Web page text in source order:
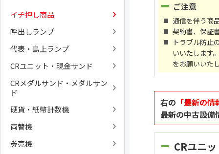
イチ押し商品
呼出しランプ
代表・島上ランプ
CRユニット・現金サンド
CRメダルサンド・メダルサン
ド
硬貨・紙幣計数機
両替機
券売機
ご注意
通信を伴う商
契約書、保証
トラブル防止
いいたします
をお願いいた
右の 「最新の
最新の中古設備
CRユニ